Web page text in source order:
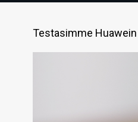
Testasimme Huawein